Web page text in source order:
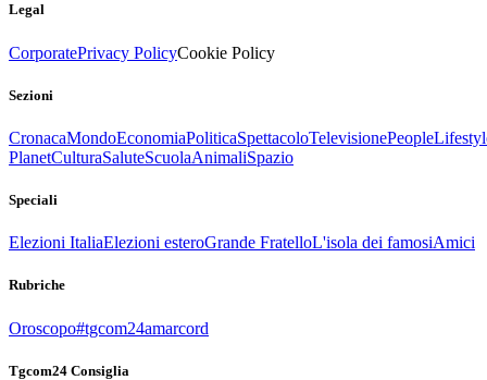
Legal
CorporatePrivacy PolicyCookie Policy
Sezioni
CronacaMondoEconomiaPoliticaSpettacoloTelevisionePeople
PlanetCulturaSaluteScuolaAnimaliSpazio
Speciali
Elezioni ItaliaElezioni esteroGrande FratelloL'isola dei famosiAmici
Rubriche
Oroscopo#tgcom24amarcord
Tgcom24 Consiglia